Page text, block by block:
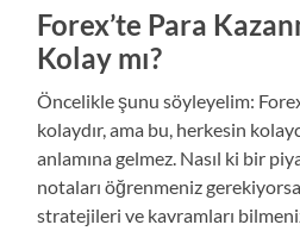
Forex’te Para
Kolay mı?
Öncelikle şunu söyleyelim:
kolaydır, ama bu, herkesin
anlamına gelmez. Nasıl ki bir
notaları öğrenmeniz
stratejileri ve kavramları